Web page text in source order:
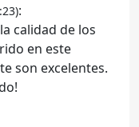
:
calidad de los
en este
son excelentes.